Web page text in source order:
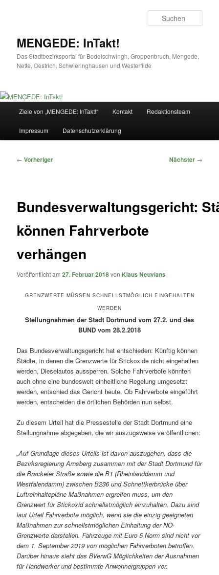
MENGEDE: InTakt!
Das Stadtbezirksportal für Bodelschwingh, Groppenbruch, Mengede,
Nette, Oestrich, Schwieringhausen und Westerfilde
Ziele von „MENGEDE: InTakt!“ Kontakt Redaktionsteam
Impressum Datenschutzerklärung
Beitragsnavigation
← Vorheriger Nächster →
Bundesverwaltungsgericht:
können Fahrverbote
verhängen
Veröffentlicht am27. Februar 2018von Klaus Neuvians
GRENZWERTE MÜSSEN SCHNELLSTMÖGLICH EINGEHALTEN
WERDEN
Stellungnahmen der Stadt Dortmund vom 27.2. und des
BUND vom 28.2.2018
Das Bundesverwaltungsgericht hat entschieden: Künftig können
Städte, in denen die Grenzwerte für Stickoxide nicht eingehalten
werden, Dieselautos aussperren. Solche Fahrverbote könnten
auch ohne eine bundesweit einheitliche Regelung umgesetzt
werden, entschied das Gericht heute. Ob Fahrverbote eingeführt
werden, entscheiden die örtlichen Behörden nun selbst.
Zu diesem Urteil hat die Pressestelle der Stadt Dortmund eine
Stellungnahme abgegeben, die wir auszugsweise veröffentlichen:
„Auf Grundlage dieses Urteils ist davon auszugehen, dass die
Bezirksregierung Arnsberg zusammen mit der Stadt Dortmund für
die Brackeler Straße sowie die B1 (Rheinlanddamm und
Westfalendamm) zwischen B236 und Schnettkerbrücke über
Luftreinhaltepläne Maßnahmen ergreifen muss, um den
Grenzwert für Stickoxid schnellstmöglich einzuhalten. Dazu sind
laut Urteil Fahrverbote möglich, wenn sie die einzig geeigneten
Maßnahmen zur schnellstmöglichen Einhaltung der NO-
Grenzwerte darstellen. Fahrzeuge mit Euro 5 Norm sind nicht vor
dem 1. September 2019 von möglichen Fahrverboten betroffen.
Darüber hinaus sieht das BVerwG Möglichkeiten der Ausnahmen
für Handwerker und bestimmte Anwohnergruppen vor.